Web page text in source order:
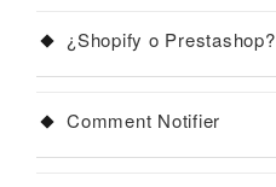
¿Shopify o Prestashop?
Comment Notifier